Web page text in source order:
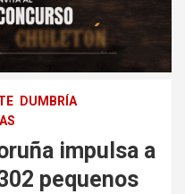
DUMBRÍA
impulsa a
pequenos